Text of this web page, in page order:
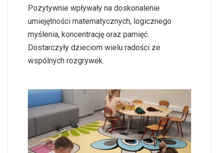
Pozytywnie wpływały na doskonalenie
umiejętności matematycznych, logicznego
myślenia, koncentrację oraz pamięć.
Dostarczyły dzieciom wielu radości ze
wspólnych rozgrywek.